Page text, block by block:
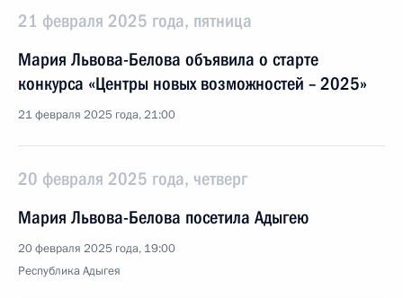
21 февраля 2025 года, пятница
Мария Львова-Белова объявила о старте
конкурса «Центры новых возможностей – 2025»
21 февраля 2025 года, 21:00
20 февраля 2025 года, четверг
Мария Львова-Белова посетила Адыгею
20 февраля 2025 года, 19:00
Республика Адыгея